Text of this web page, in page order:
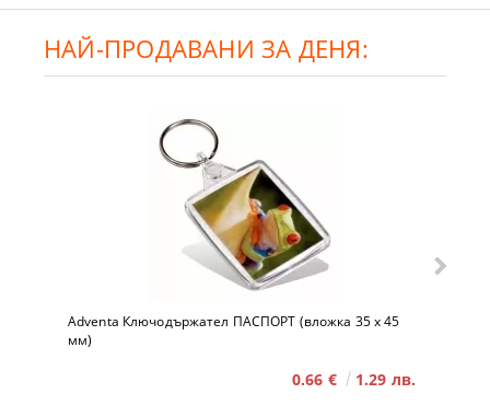
НАЙ-ПРОДАВАНИ ЗА ДЕНЯ:
Adventa Ключодържател ПАСПОРТ (вложка 35 x 45
мм)
0.66 € 1.29 лв.